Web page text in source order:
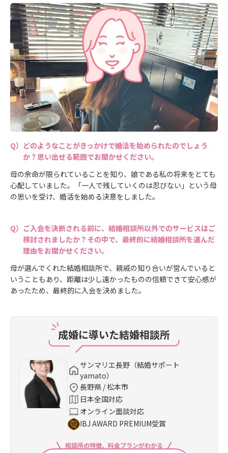
どのようなことがきっかけで婚活を始められたのでしょう
か？思い出せる範囲でお聞かせください。
母の余命が限られていることを知り、娘である私の将来をとても
心配していました。「一人で残していくのは忍びない」という母
の思いを受け、婚活を始める決意をしました。
ご入会を決断される前に、結婚相談所以外でのサービスはご
検討されましたか？その中で、最終的に結婚相談所を選んだ
理由をお聞かせください。
母が選んでくれた結婚相談所で、親戚の知り合いが営んでいると
いうこともあり、距離は少し遠かったものの信頼できて安心感が
あったため、最終的に入会を決めました。
成婚に導いた結婚相談所
サンマリエ長野（結婚サポート
yamato）
長野県 / 松本市
日本全国対応
オンライン面談対応
IBJ AWARD PREMIUM受賞
相談所の特徴、料金プランがわかる